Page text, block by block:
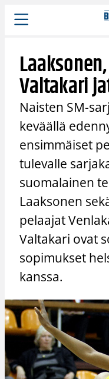
Siirry
sisältöön
Valtakari
Naisten SM-
keväällä
ensimmäiset
tulevalle
suomalainen
Laaksonen
pelaajat
Valtakari ovat
sopimukset
kanssa.